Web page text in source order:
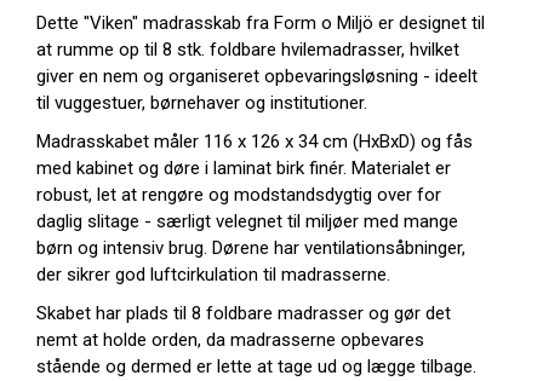
Dette "Viken" madrasskab fra Form o Miljö er designet til
at rumme op til 8 stk. foldbare hvilemadrasser, hvilket
giver en nem og organiseret opbevaringsløsning - ideelt
til vuggestuer, børnehaver og institutioner.
Madrasskabet måler 116 x 126 x 34 cm (HxBxD) og fås
med kabinet og døre i laminat birk finér. Materialet er
robust, let at rengøre og modstandsdygtig over for
daglig slitage - særligt velegnet til miljøer med mange
børn og intensiv brug. Dørene har ventilationsåbninger,
der sikrer god luftcirkulation til madrasserne.
Skabet har plads til 8 foldbare madrasser og gør det
nemt at holde orden, da madrasserne opbevares
stående og dermed er lette at tage ud og lægge tilbage.